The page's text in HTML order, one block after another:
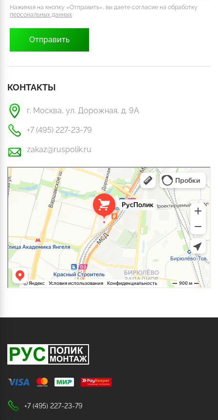
Нажимая на кнопку «Отправить», вы даете согласие на обработку
персональных данных
КОНТАКТЫ
г. Москва, ул. Дорожная, д. 9А
+7 (495) 227-23-79
zakaz@ruspolik.ru
РусПолик
Оргстекло, поликарбонат в Москве
Строительные и отделочные работы в Москве
+7 (495) 227-23-79